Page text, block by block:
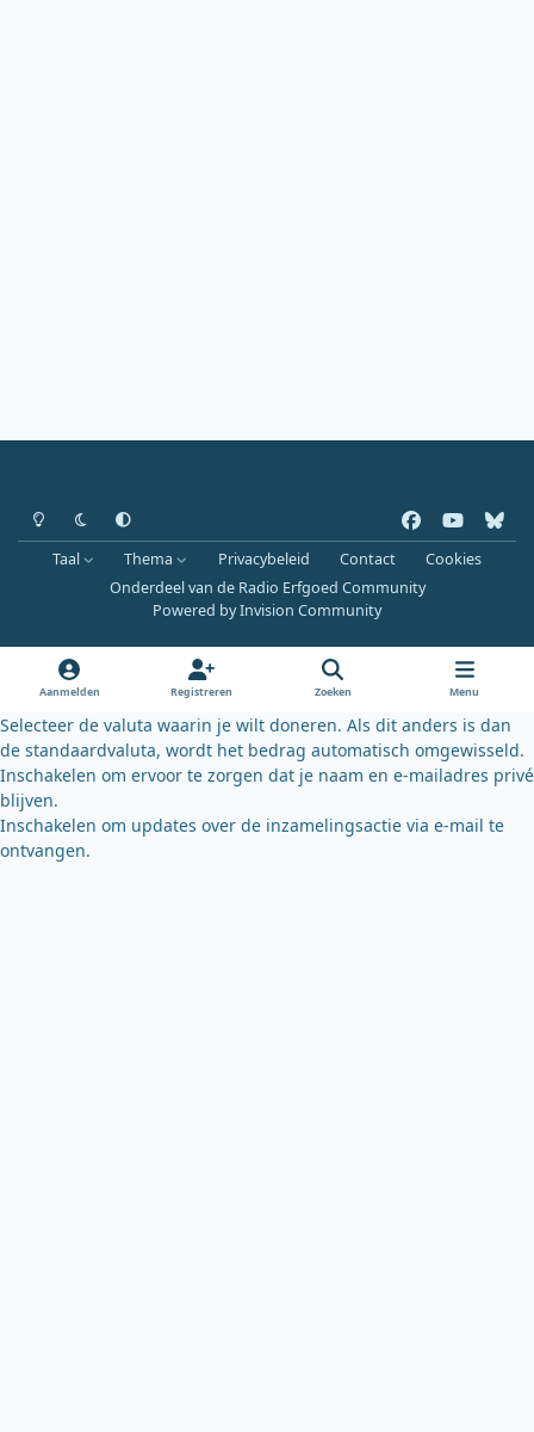
Heldere modus
Donkere modus
Systeemvoorkeur
a
c
e
k
o
u
b
l
u
k
y
Taal Thema Privacybeleid Contact
Cookies
Onderdeel van de Radio Erfgoed Community
Powered byInvision Community
Aanmelden Registreren Zoeken Menu
Selecteer de valuta waarin je wilt doneren. Als dit anders is dan
de standaardvaluta, wordt het bedrag automatisch omgewisseld.
Inschakelen om ervoor te zorgen dat je naam en e-mailadres privé
blijven.
Inschakelen om updates over de inzamelingsactie via e-mail te
ontvangen.